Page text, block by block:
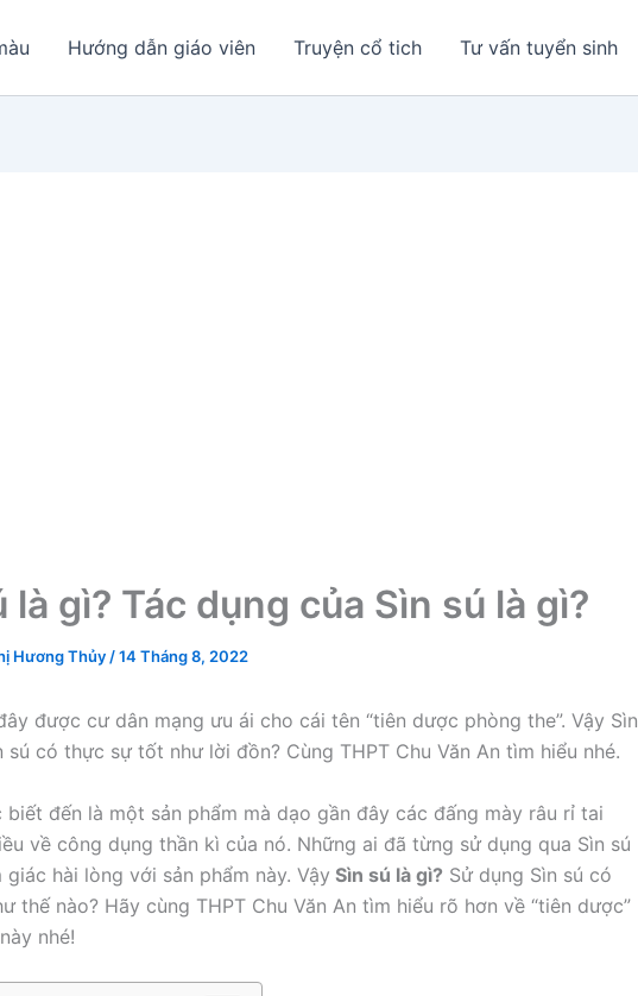
Hướng dẫn giáo viên Truyện cổ tich Tư vấn tuyển sinh
là gì? Tác dụng của Sìn sú là gì?
Hương Thủy /14 Tháng 8, 2022
được cư dân mạng ưu ái cho cái tên “tiên dược phòng the”. Vậy Sìn
sú có thực sự tốt như lời đồn? Cùng THPT Chu Văn An tìm hiểu nhé.
biết đến là một sản phẩm mà dạo gần đây các đấng mày râu rỉ tai
về công dụng thần kì của nó. Những ai đã từng sử dụng qua Sìn sú
giác hài lòng với sản phẩm này. Vậy Sìn sú là gì? Sử dụng Sìn sú có
thế nào? Hãy cùng THPT Chu Văn An tìm hiểu rõ hơn về “tiên dược”
nhé!